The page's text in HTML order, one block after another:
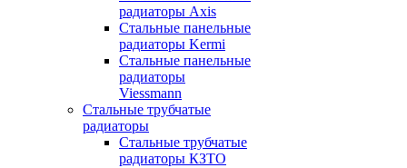
радиаторы Axis
Стальные панельные
радиаторы Kermi
Стальные панельные
радиаторы
Viessmann
Стальные трубчатые
радиаторы
Стальные трубчатые
радиаторы КЗТО